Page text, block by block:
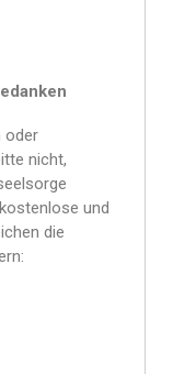
oder
nicht,
und
die